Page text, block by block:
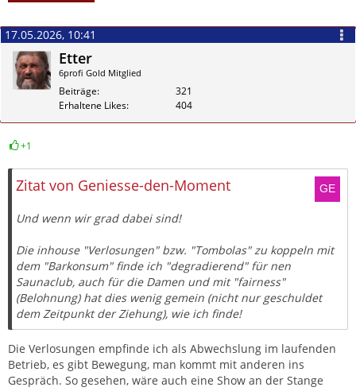
17.05.2026, 10:41
Etter
6profi Gold Mitglied
Beiträge
321
Erhaltene Likes
404
+1
Zitat von Geniesse-den-Moment
Und wenn wir grad dabei sind!
Die inhouse "Verlosungen" bzw. "Tombolas" zu koppeln mit
dem "Barkonsum" finde ich "degradierend" für nen
Saunaclub, auch für die Damen und mit "fairness"
(Belohnung) hat dies wenig gemein (nicht nur geschuldet
dem Zeitpunkt der Ziehung), wie ich finde!
Die Verlosungen empfinde ich als Abwechslung im laufenden
Betrieb, es gibt Bewegung, man kommt mit anderen ins
Gespräch. So gesehen, wäre auch eine Show an der Stange